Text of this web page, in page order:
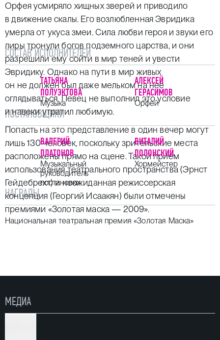
Орфея усмиряло хищных зверей и приводило
в движение скалы. Его возлюбленная Эвридика
умерла от укуса змеи. Сила любви героя и звуки его
лиры тронули богов подземного царства, и они
разрешили ему сойти в мир теней и увести
Эвридику. Однако на пути в мир живых
он не должен был даже мельком на нее
оглядываться. Певец не выполнил это условие
и навеки утратил любимую.
Попасть на это представление в один вечер могут
лишь 130 человек, поскольку зрительские места
расположены прямо на сцене. Такой прием
использования театрального пространства (Эрнст
Гейдебрехт) и неожиданная режиссерская
концепция (Георгий Исаакян) были отмечены
премиями «Золотая маска — 2009».
Возрастная категория: 12+
СОСТАВ ИСПОЛНИТЕЛЕЙ
ТАТЬЯНА
ПОЛУЭКТОВА
Музыка
АЛЕКСЕЙ
ГЕРАСИМОВ
Орфей
ПОСТАНОВЩИКИ
ВАЛЕРИЙ
ПЛАТОНОВ
Музыкальный
руководитель
постановки
ВИТАЛИЙ
ПОЛОНСКИЙ
Хормейстер
НАГРАДЫ
Национальная театральная премия «Золотая Маска»
МЕДИА